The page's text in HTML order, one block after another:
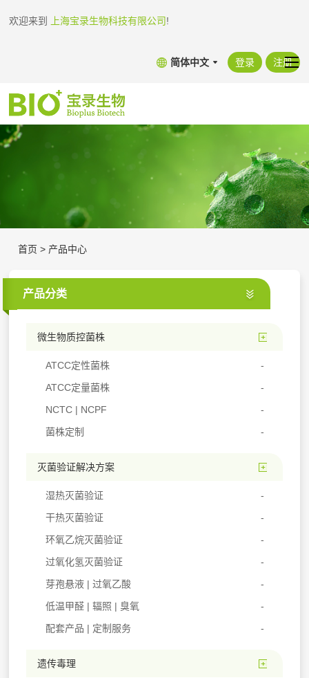
欢迎来到 上海宝录生物科技有限公司!
简体中文 登录 注册
首页 > 产品中心
产品分类
微生物质控菌株
ATCC定性菌株
ATCC定量菌株
NCTC | NCPF
菌株定制
灭菌验证解决方案
湿热灭菌验证
干热灭菌验证
环氧乙烷灭菌验证
过氧化氢灭菌验证
芽孢悬液 | 过氧乙酸
低温甲醛 | 辐照 | 臭氧
配套产品 | 定制服务
遗传毒理